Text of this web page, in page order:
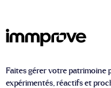
Faites gérer votre patrimoine
expérimentés, réactifs et